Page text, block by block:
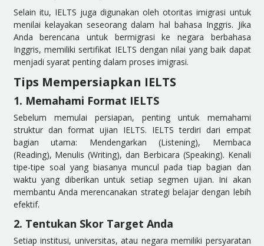
Selain itu, IELTS juga digunakan oleh otoritas imigrasi untuk
menilai kelayakan seseorang dalam hal bahasa Inggris. Jika
Anda berencana untuk bermigrasi ke negara berbahasa
Inggris, memiliki sertifikat IELTS dengan nilai yang baik dapat
menjadi syarat penting dalam proses imigrasi.
Tips Mempersiapkan IELTS
1. Memahami Format IELTS
Sebelum memulai persiapan, penting untuk memahami
struktur dan format ujian IELTS. IELTS terdiri dari empat
bagian utama: Mendengarkan (Listening), Membaca
(Reading), Menulis (Writing), dan Berbicara (Speaking). Kenali
tipe-tipe soal yang biasanya muncul pada tiap bagian dan
waktu yang diberikan untuk setiap segmen ujian. Ini akan
membantu Anda merencanakan strategi belajar dengan lebih
efektif.
2. Tentukan Skor Target Anda
Setiap institusi, universitas, atau negara memiliki persyaratan